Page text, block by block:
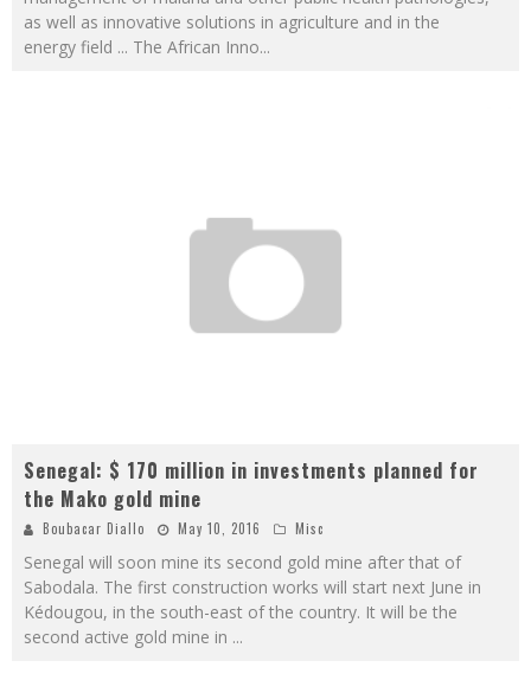
as well as innovative solutions in agriculture and in the
energy field ... The African Inno...
Senegal: $ 170 million in investments planned for
the Mako gold mine
Boubacar Diallo May 10, 2016 Misc
Senegal will soon mine its second gold mine after that of
Sabodala. The first construction works will start next June in
Kédougou, in the south-east of the country. It will be the
second active gold mine in ...